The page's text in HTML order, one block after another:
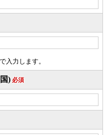
入力します。
) 必須